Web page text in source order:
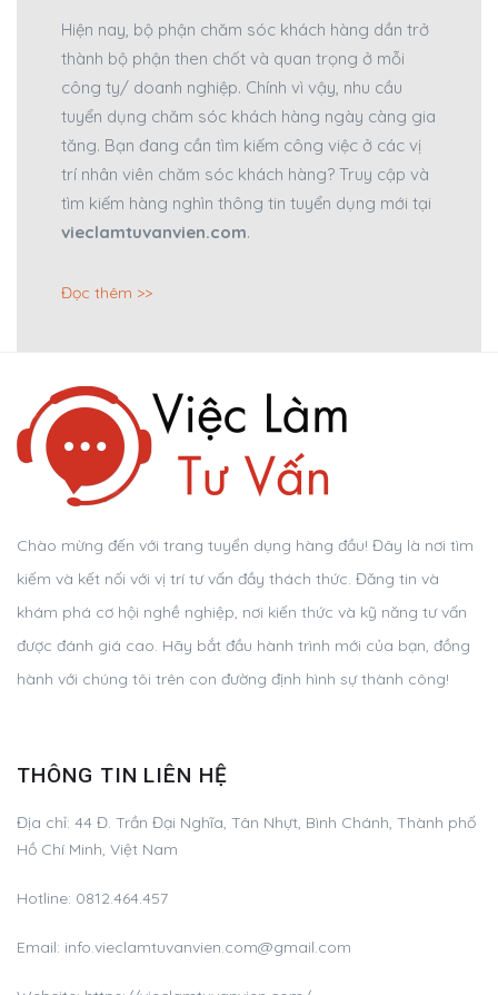
Hiện nay, bộ phận chăm sóc khách hàng dần trở
thành bộ phận then chốt và quan trọng ở mỗi
công ty/ doanh nghiệp. Chính vì vậy, nhu cầu
tuyển dụng chăm sóc khách hàng ngày càng gia
tăng. Bạn đang cần tìm kiếm công việc ở các vị
trí nhân viên chăm sóc khách hàng? Truy cập và
tìm kiếm hàng nghìn thông tin tuyển dụng mới tại
vieclamtuvanvien.com.
Đọc thêm >>
Chào mừng đến với trang tuyển dụng hàng đầu! Đây là nơi tìm
kiếm và kết nối với vị trí tư vấn đầy thách thức. Đăng tin và
khám phá cơ hội nghề nghiệp, nơi kiến thức và kỹ năng tư vấn
được đánh giá cao. Hãy bắt đầu hành trình mới của bạn, đồng
hành với chúng tôi trên con đường định hình sự thành công!
THÔNG TIN LIÊN HỆ
Địa chỉ: 44 Đ. Trần Đại Nghĩa, Tân Nhựt, Bình Chánh, Thành phố
Hồ Chí Minh, Việt Nam
Hotline: 0812.464.457
Email: info.vieclamtuvanvien.com@gmail.com